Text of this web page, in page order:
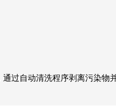
自动清洗程序剥离污染物